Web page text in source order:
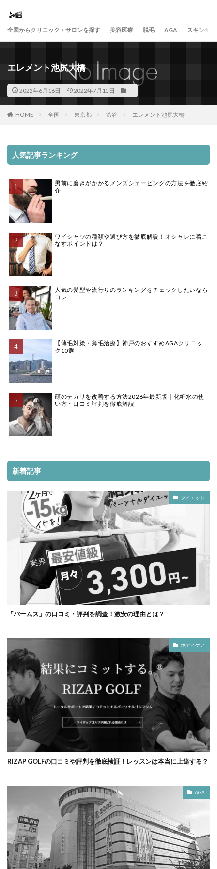
全国からクリニック・サロンを探す 美容医療 脱毛 AGA スキンケア
エレメント池尻大橋
2022年6月16日 2022年7月15日
HOME 全国 東京都 渋谷 エレメント池尻大橋
人気記事ランキング
男前に磨きがかかるメンズシェービングの方法を徹底紹
介
ワイシャツの種類や選び方を徹底解説！オシャレに着こ
なすポイントは？
人気の髪型や流行りのランキングをチェックしたいなら
コレ
【薄毛対策・薄毛治療】神戸のおすすめAGAクリニッ
ク10選
顔のテカリを改善する方法2026年最新版｜化粧水の使
い方・口コミ評判を徹底解説
新着記事
ダイエット
「パームス」の口コミ・評判を調査！激安の理由とは？
ボディケア
RIZAP GOLFの口コミや評判を徹底検証！レッスンは本当に上達する？
AGA